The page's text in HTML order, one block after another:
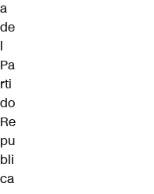
a
de
l
Pa
rti
do
Re
pu
bli
ca